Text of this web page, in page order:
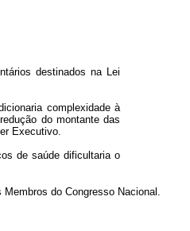
destinados na Lei
complexidade à
do montante das
Executivo.
de saúde dificultaria o
do Congresso Nacional.